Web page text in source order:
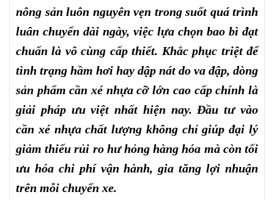
nông sản luôn nguyên vẹn trong suốt quá trình
luân chuyển dài ngày, việc lựa chọn bao bì đạt
chuẩn là vô cùng cấp thiết. Khắc phục triệt để
tình trạng hầm hơi hay dập nát do va đập, dòng
sản phẩm cần xé nhựa cỡ lớn cao cấp chính là
giải pháp ưu việt nhất hiện nay. Đầu tư vào
cần xé nhựa chất lượng không chỉ giúp đại lý
giảm thiểu rủi ro hư hỏng hàng hóa mà còn tối
ưu hóa chi phí vận hành, gia tăng lợi nhuận
trên mỗi chuyến xe.